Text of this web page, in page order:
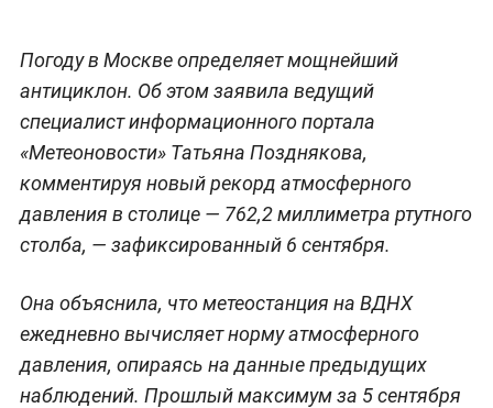
Погоду в Москве определяет мощнейший
антициклон. Об этом заявила ведущий
специалист информационного портала
«Метеоновости» Татьяна Позднякова,
комментируя новый рекорд атмосферного
давления в столице — 762,2 миллиметра ртутного
столба, — зафиксированный 6 сентября.
Она объяснила, что метеостанция на ВДНХ
ежедневно вычисляет норму атмосферного
давления, опираясь на данные предыдущих
наблюдений. Прошлый максимум за 5 сентября